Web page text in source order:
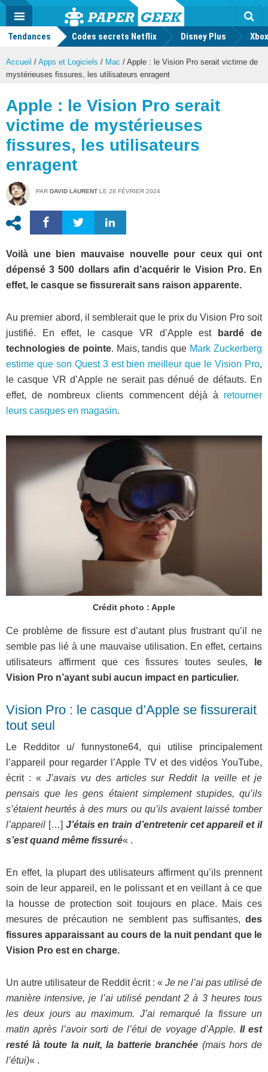
Actu
geek
MENU
Tendances Codes secrets Netflix Disney Plus
Accueil / Apps et Logiciels / Mac / Apple : le Vision Pro serait victime de
mystérieuses fissures, les utilisateurs enragent
Apple : le Vision Pro serait
victime de mystérieuses
fissures, les utilisateurs
enragent
PAR DAVID LAURENT LE 28 FÉVRIER 2024
Voilà une bien mauvaise nouvelle pour ceux qui ont
dépensé 3 500 dollars afin d’acquérir le Vision Pro. En
effet, le casque se fissurerait sans raison apparente.
Au premier abord, il semblerait que le prix du Vision Pro soit
justifié. En effet, le casque VR d’Apple est
bardé de
technologies de pointe. Mais, tandis que Mark Zuckerberg
estime que son Quest 3 est bien meilleur que le Vision Pro,
le casque VR d’Apple ne serait pas dénué de défauts. En
effet, de nombreux clients commencent déjà à retourner
leurs casques en magasin.
Crédit photo : Apple
Ce problème de fissure est d’autant plus frustrant qu’il ne
semble pas lié à une mauvaise utilisation. En effet, certains
utilisateurs affirment que ces fissures toutes seules, le
Vision Pro n’ayant subi aucun impact en particulier.
Vision Pro : le casque d’Apple se fissurerait
tout seul
Le Redditor u/ funnystone64, qui utilise principalement
l’appareil pour regarder l’Apple TV et des vidéos YouTube,
écrit : « J’avais vu des articles sur Reddit la veille et je
pensais que les gens étaient simplement stupides, qu’ils
s’étaient heurtés à des murs ou qu’ils avaient laissé tomber
l’appareil […] J’étais en train d’entretenir cet appareil et il
s’est quand même fissuré« .
En effet, la plupart des utilisateurs affirment qu’ils prennent
soin de leur appareil, en le polissant et en veillant à ce que
la housse de protection soit toujours en place. Mais ces
mesures de précaution ne semblent pas suffisantes, des
fissures apparaissant au cours de la nuit pendant que le
Vision Pro est en charge.
Un autre utilisateur de Reddit écrit : « Je ne l’ai pas utilisé de
manière intensive, je l’ai utilisé pendant 2 à 3 heures tous
les deux jours au maximum. J’ai remarqué la fissure un
matin après l’avoir sorti de l’étui de voyage d’Apple. Il est
resté là toute la nuit, la batterie branchée (mais hors de
l’étui)« .
Mode
FacebookTwitter Youtube